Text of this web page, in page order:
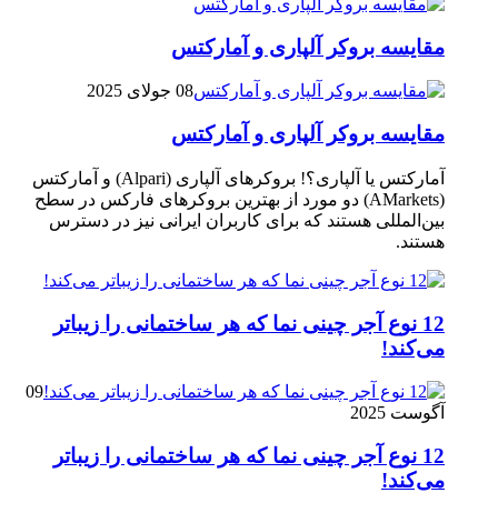
مقایسه بروکر آلپاری و آمارکتس
08 جولای 2025
مقایسه بروکر آلپاری و آمارکتس
آمارکتس یا آلپاری؟! بروکرهای آلپاری (Alpari) و آمارکتس
(AMarkets) دو مورد از بهترین بروکرهای فارکس در سطح
بین‌المللی هستند که برای کاربران ایرانی نیز در دسترس
هستند.
12 نوع آجر چینی نما که هر ساختمانی را زیباتر
می‌کند!
09
آگوست 2025
12 نوع آجر چینی نما که هر ساختمانی را زیباتر
می‌کند!